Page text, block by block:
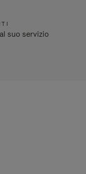
suo servizio